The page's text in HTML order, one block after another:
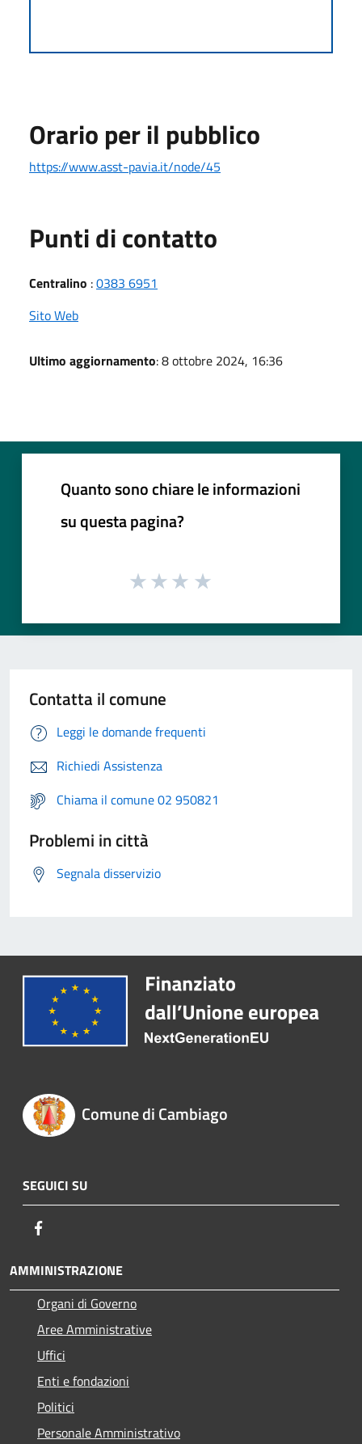
Orario per il pubblico
https://www.asst-pavia.it/node/45
Punti di contatto
Centralino :0383 6951
Sito Web
Ultimo aggiornamento: 8 ottobre 2024, 16:36
Quanto sono chiare le informazioni
su questa pagina?
Contatta il comune
Leggi le domande frequenti
Richiedi Assistenza
Chiama il comune 02 950821
Problemi in città
Segnala disservizio
Comune di Cambiago
SEGUICI SU
AMMINISTRAZIONE
Organi di Governo
Aree Amministrative
Uffici
Enti e fondazioni
Politici
Personale Amministrativo